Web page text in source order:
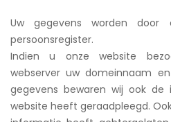
Uw gegevens worden door
persoonsregister.
Indien u onze website
webserver uw domeinnaam
gegevens bewaren wij ook
website heeft geraadpleegd.